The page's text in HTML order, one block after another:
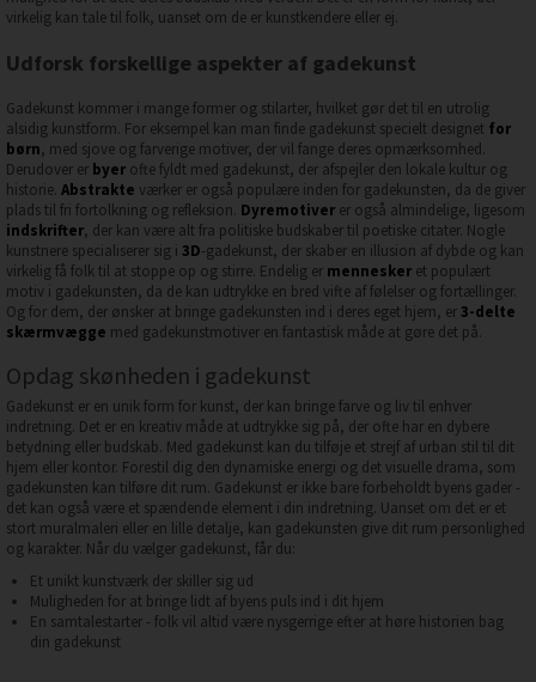
virkelig kan tale til folk, uanset om de er kunstkendere eller ej.
Udforsk forskellige aspekter af gadekunst
Gadekunst kommer i mange former og stilarter, hvilket gør det til en utrolig
alsidig kunstform. For eksempel kan man finde gadekunst specielt designet for
børn, med sjove og farverige motiver, der vil fange deres opmærksomhed.
Derudover er byer ofte fyldt med gadekunst, der afspejler den lokale kultur og
historie. Abstrakte værker er også populære inden for gadekunsten, da de giver
plads til fri fortolkning og refleksion. Dyremotiver er også almindelige, ligesom
indskrifter, der kan være alt fra politiske budskaber til poetiske citater. Nogle
kunstnere specialiserer sig i 3D-gadekunst, der skaber en illusion af dybde og kan
virkelig få folk til at stoppe op og stirre. Endelig er mennesker et populært
motiv i gadekunsten, da de kan udtrykke en bred vifte af følelser og fortællinger.
Og for dem, der ønsker at bringe gadekunsten ind i deres eget hjem, er3-delte
skærmvægge med gadekunstmotiver en fantastisk måde at gøre det på.
Opdag skønheden i gadekunst
Gadekunst er en unik form for kunst, der kan bringe farve og liv til enhver
indretning. Det er en kreativ måde at udtrykke sig på, der ofte har en dybere
betydning eller budskab. Med gadekunst kan du tilføje et strejf af urban stil til dit
hjem eller kontor. Forestil dig den dynamiske energi og det visuelle drama, som
gadekunsten kan tilføre dit rum. Gadekunst er ikke bare forbeholdt byens gader -
det kan også være et spændende element i din indretning. Uanset om det er et
stort muralmaleri eller en lille detalje, kan gadekunsten give dit rum personlighed
og karakter. Når du vælger gadekunst, får du:
Et unikt kunstværk der skiller sig ud
Muligheden for at bringe lidt af byens puls ind i dit hjem
En samtalestarter - folk vil altid være nysgerrige efter at høre historien bag
din gadekunst